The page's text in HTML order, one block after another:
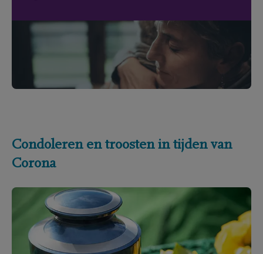
Condoleren en troosten in tijden van
Corona